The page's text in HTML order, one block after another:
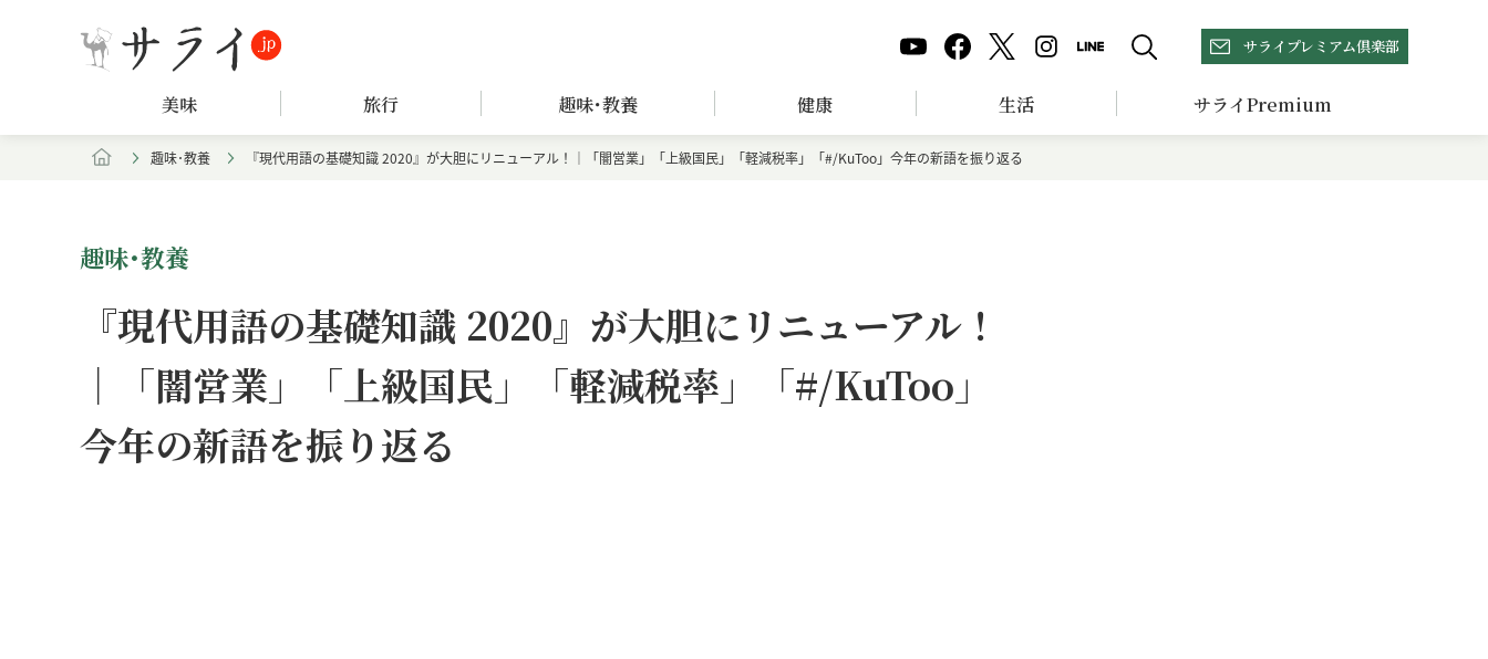
サライプレミアム倶楽部
美味 旅行 趣味･教養 健康 生活 サライPremium
趣味･教養 『現代用語の基礎知識 2020』が大胆にリニューアル！｜「闇営業」「上級国民」「軽減税率」「#/KuToo」今年の新語を振り返る
趣味･教養
『現代用語の基礎知識 2020』が大胆にリニューアル！
｜「闇営業」「上級国民」「軽減税率」「#/KuToo」
今年の新語を振り返る